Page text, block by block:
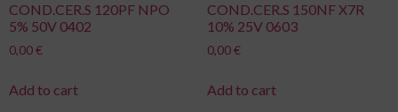
COND.CER.S 120PF NPO
5% 50V 0402
0,00€
Add to cart
COND.CER.S 150NF X7R
10% 25V 0603
0,00€
Add to cart